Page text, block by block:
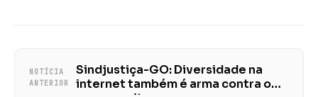
NOTÍCIA
ANTERIOR
Sindjustiça-GO: Diversidade na
internet também é arma contra o